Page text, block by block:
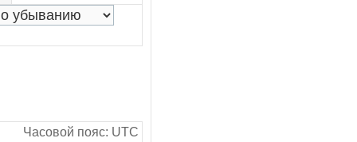
Часовой пояс: UTC